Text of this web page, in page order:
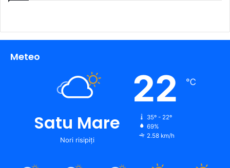
Meteo
Satu Mare
Nori risipiți
22 ℃
35º - 22º
69%
2.58 km/h